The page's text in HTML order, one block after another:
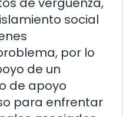
social
por lo
de un
de apoyo
para enfrentar